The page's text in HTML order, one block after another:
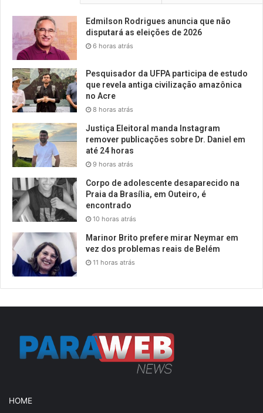
Edmilson Rodrigues anuncia que não
disputará as eleições de 2026
6 horas atrás
Pesquisador da UFPA participa de estudo
que revela antiga civilização amazônica
no Acre
8 horas atrás
Justiça Eleitoral manda Instagram
remover publicações sobre Dr. Daniel em
até 24 horas
9 horas atrás
Corpo de adolescente desaparecido na
Praia da Brasília, em Outeiro, é
encontrado
10 horas atrás
Marinor Brito prefere mirar Neymar em
vez dos problemas reais de Belém
11 horas atrás
HOME